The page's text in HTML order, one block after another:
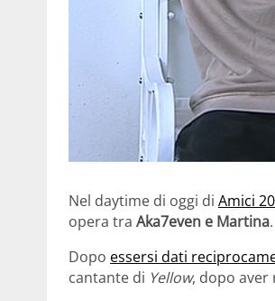
Nel daytime di oggi di Amici 20
opera tra Aka7even e Martina.
Dopo essersi dati
cantante di Yellow, dopo